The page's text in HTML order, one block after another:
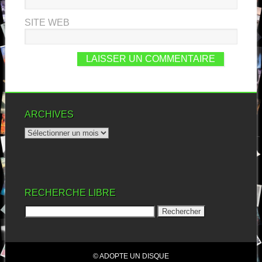
SITE WEB
ARCHIVES
RECHERCHE LIBRE
© ADOPTE UN DISQUE